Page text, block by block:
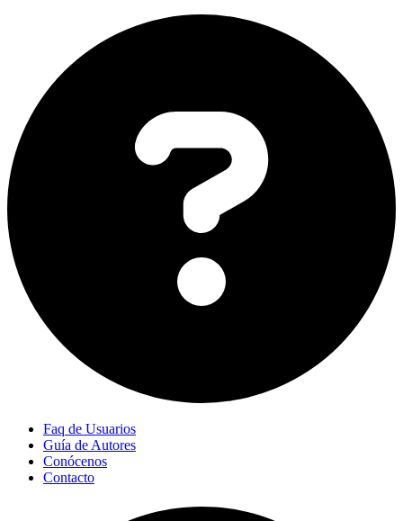
Faq de Usuarios
Guía de Autores
Conócenos
Contacto